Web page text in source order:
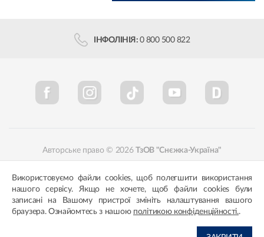
ІНФОЛІНІЯ: 0 800 500 822
Авторське право © 2026ТзОВ "Снєжка-Україна"
Політика конфіденційності Відповідність кольорів
Використовуємо файли cookies, щоб полегшити використання
нашого сервісу. Якщо не хочете, щоб файли cookies були
записані на Вашому пристрої змініть налаштування вашого
браузера. Ознайомтесь з нашою політикою конфіденційності..